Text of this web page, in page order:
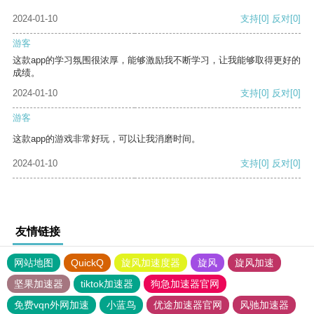
2024-01-10 支持[0] 反对[0]
游客
这款app的学习氛围很浓厚，能够激励我不断学习，让我能够取得更好的
成绩。
2024-01-10
支持[0] 反对[0]
游客
这款app的游戏非常好玩，可以让我消磨时间。
2024-01-10 支持[0] 反对[0]
友情链接
网站地图 QuickQ 旋风加速度器 旋风
旋风加速
坚果加速器
tiktok加速器
狗急加速器官网
免费vqn外网加速
小蓝鸟 优途加速器官网 风驰加速器